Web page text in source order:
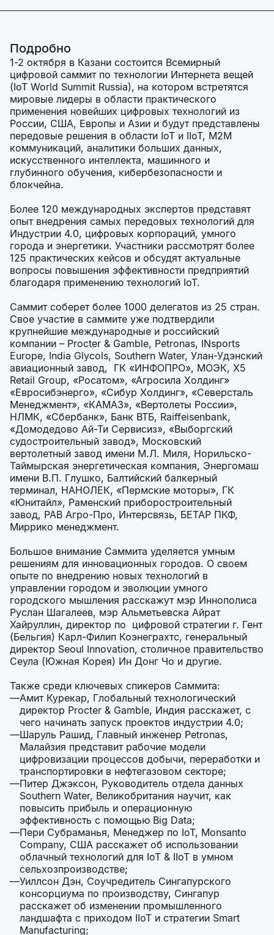
Подробно
1-2 октября в Казани состоится Всемирный
цифровой саммит по технологии Интернета вещей
(IoT World Summit Russia), на котором встретятся
мировые лидеры в области практического
применения новейших цифровых технологий из
России, США, Европы и Азии и будут представлены
передовые решения в области IoT и IIoT, М2М
коммуникаций, аналитики больших данных,
искусственного интеллекта, машинного и
глубинного обучения, кибербезопасности и
блокчейна.
Более 120 международных экспертов представят
опыт внедрения самых передовых технологий для
Индустрии 4.0, цифровых корпораций, умного
города и энергетики. Участники рассмотрят более
125 практических кейсов и обсудят актуальные
вопросы повышения эффективности предприятий
благодаря применению технологий IoT.
Саммит соберет более 1000 делегатов из 25 стран.
Свое участие в саммите уже подтвердили
крупнейшие международные и российский
компании – Procter & Gamble, Petronas, INsports
Europe, India Glycols, Southern Water, Улан-Удэнский
авиационный завод, ГК «ИНФОПРО», МОЭК, X5
Retail Group, «Росатом», «Агросила Холдинг»
«Евросибэнерго», «Сибур Холдинг», «Северсталь
Менеджмент», «КАМАЗ», «Вертолеты России»,
НЛМК, «Сбербанк», Банк ВТБ, Raiffeisenbank,
«Домодедово Ай-Ти Сервисиз», «Выборгский
судостроительный завод», Московский
вертолетный завод имени М.Л. Миля, Норильско-
Таймырская энергетическая компания, Энергомаш
имени В.П. Глушко, Балтийский балкерный
терминал, НАНОЛЕК, «Пермские моторы», ГК
«Юнитайл», Раменский приборостроительный
завод, РАВ Агро-Про, Интерсвязь, БЕТАР ПКФ,
Миррико менеджмент.
Большое внимание Саммита уделяется умным
решениям для инновационных городов. О своем
опыте по внедрению новых технологий в
управлении городом и эволюции умного
городского мышления расскажут мэр Иннополиса
Руслан Шагалеев, мэр Альметьевска Айрат
Хайруллин, директор по цифровой стратегии г. Гент
(Бельгия) Карл-Филип Коэнеграхтс, генеральный
директор Seoul Innovation, столичное правительство
Сеула (Южная Корея) Ин Донг Чо и другие.
Также среди ключевых спикеров Саммита:
Амит Курекар, Глобальный технологический
директор Procter & Gamble, Индия расскажет, с
чего начинать запуск проектов индустрии 4.0;
Шаруль Рашид, Главный инженер Petronas,
Малайзия представит рабочие модели
цифровизации процессов добычи, переработки и
транспортировки в нефтегазовом секторе;
Питер Джэксон, Руководитель отдела данных
Southern Water, Великобритания научит, как
повысить прибыль и операционную
эффективность с помощью Big Data;
Пери Субраманья, Менеджер по IoT, Monsanto
Company, США расскажет об использовании
облачный технологий для IoT & IIoT в умном
сельхозпроизводстве;
Уиллсон Дэн, Cоучредитель Сингапурского
консорциума по производству, Сингапур
расскажет об изменении промышленного
ландшафта с приходом IIoT и стратегии Smart
Manufacturing;